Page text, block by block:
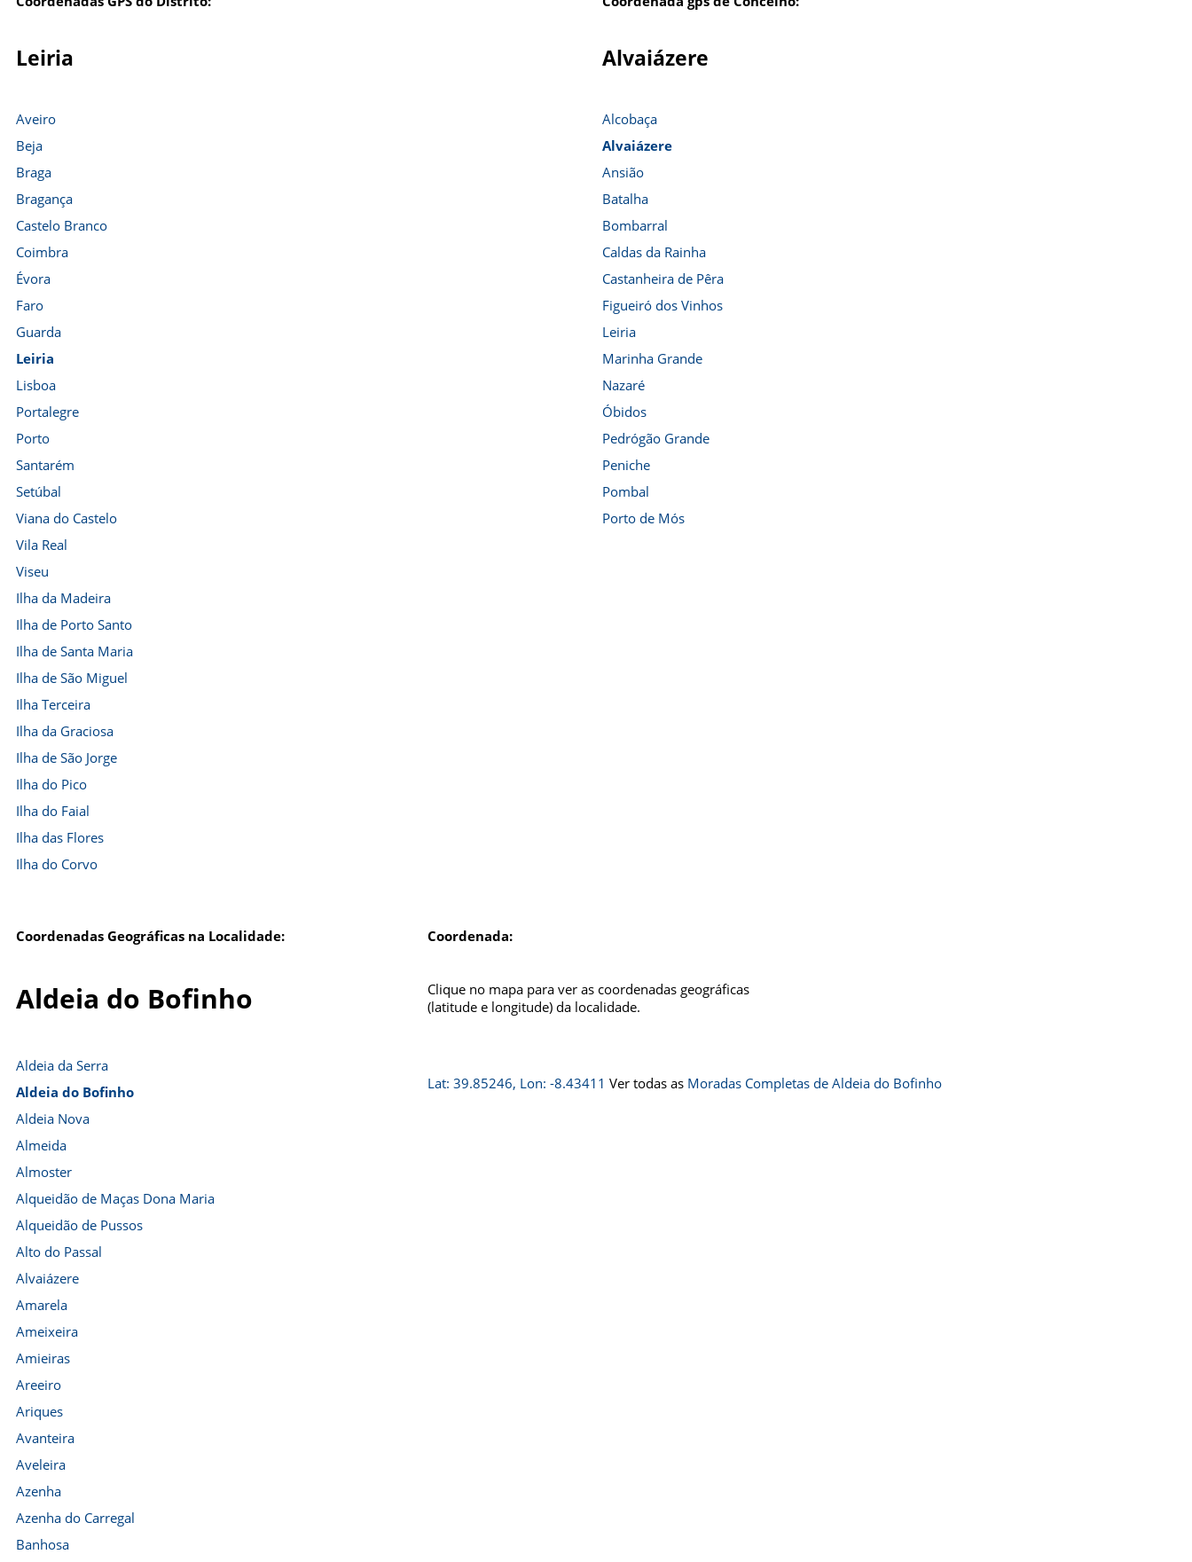
Leiria Alvaiázere
Aveiro
Beja
Braga
Bragança
Castelo Branco
Coimbra
Évora
Faro
Guarda
Leiria
Lisboa
Portalegre
Porto
Santarém
Setúbal
Viana do Castelo
Vila Real
Viseu
Ilha da Madeira
Ilha de Porto Santo
Ilha de Santa Maria
Ilha de São Miguel
Ilha Terceira
Ilha da Graciosa
Ilha de São Jorge
Ilha do Pico
Ilha do Faial
Ilha das Flores
Ilha do Corvo
Alcobaça
Alvaiázere
Ansião
Batalha
Bombarral
Caldas da Rainha
Castanheira de Pêra
Figueiró dos Vinhos
Leiria
Marinha Grande
Nazaré
Óbidos
Pedrógão Grande
Peniche
Pombal
Porto de Mós
Coordenadas Geográficas na Localidade: Coordenada:
Aldeia do Bofinho
Clique no mapa para ver as coordenadas geográficas
(latitude e longitude) da localidade.
Aldeia da Serra
Aldeia do Bofinho
Aldeia Nova
Almeida
Almoster
Alqueidão de Maças Dona Maria
Alqueidão de Pussos
Alto do Passal
Alvaiázere
Amarela
Ameixeira
Amieiras
Areeiro
Ariques
Avanteira
Aveleira
Azenha
Azenha do Carregal
Banhosa
Lat: 39.85246, Lon: -8.43411 Ver todas as Moradas Completas de Aldeia do Bofinho